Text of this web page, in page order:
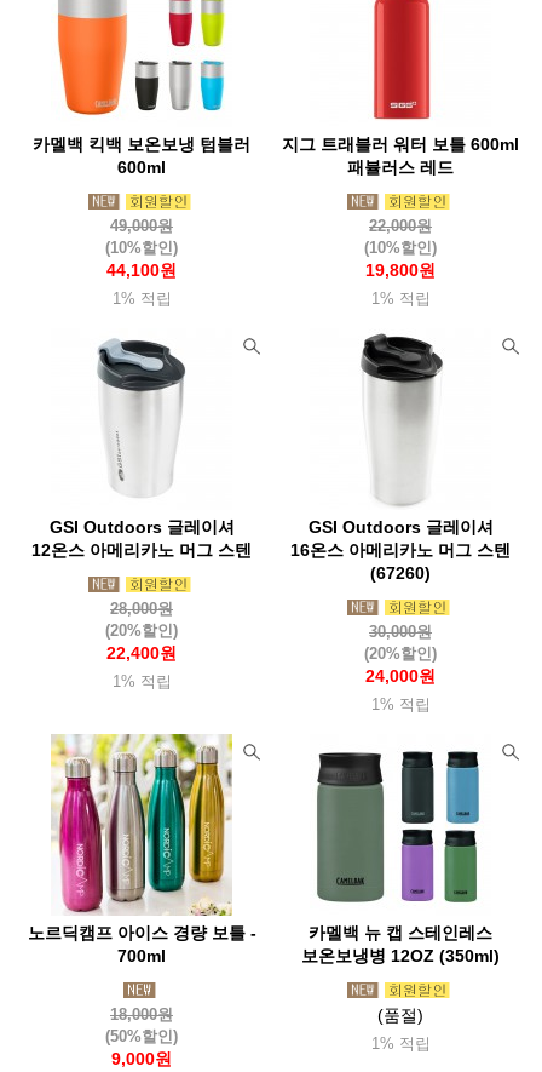
카멜백 킥백 보온보냉 텀블러
600ml
49,000원
(10%할인)
44,100원
1% 적립
지그 트래블러 워터 보틀 600ml
패뷸러스 레드
22,000원
(10%할인)
19,800원
1% 적립
GSI Outdoors 글레이셔
12온스 아메리카노 머그 스텐
28,000원
(20%할인)
22,400원
1% 적립
GSI Outdoors 글레이셔
16온스 아메리카노 머그 스텐
(67260)
30,000원
(20%할인)
24,000원
1% 적립
노르딕캠프 아이스 경량 보틀 -
700ml
18,000원
(50%할인)
9,000원
카멜백 뉴 캡 스테인레스
보온보냉병 12OZ (350ml)
(품절)
1% 적립